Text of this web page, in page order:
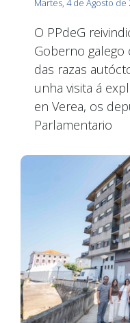
Martes, 4 de Agosto de
O PPdeG
Goberno galego
das razas
unha visita á
en Verea, os
Parlamentario